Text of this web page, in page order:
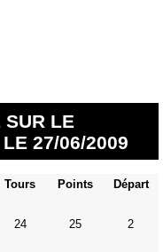
SUR LE
27/06/2009
Tours Points Départ
24 25 2